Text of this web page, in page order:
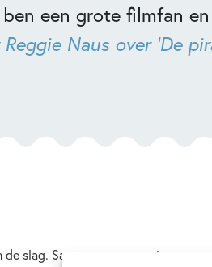
een grote filmfan
Naus over 'De
slag. Samen met een regisseur